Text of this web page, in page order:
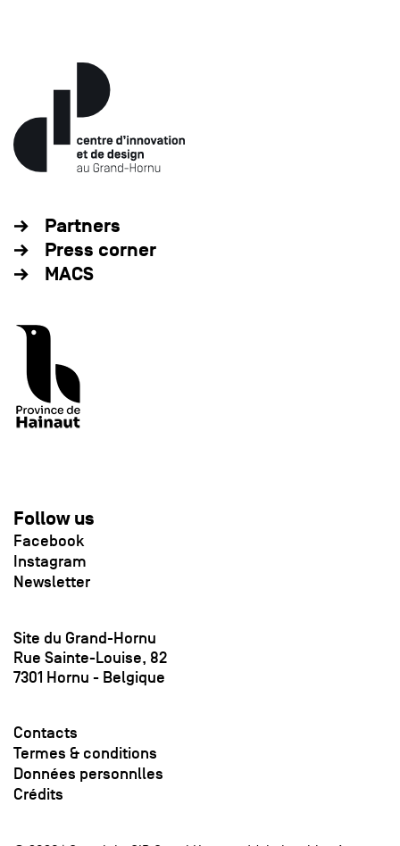
Partners
Press corner
MACS
Follow us
Facebook
Instagram
Newsletter
Site du Grand-Hornu
Rue Sainte-Louise, 82
7301 Hornu - Belgique
Contacts
Termes & conditions
Données personnlles
Crédits